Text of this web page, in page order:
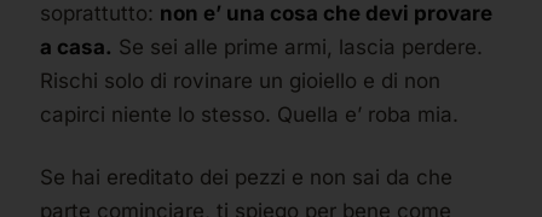
soprattutto: non e’ una cosa che devi provare
a casa. Se sei alle prime armi, lascia perdere.
Rischi solo di rovinare un gioiello e di non
capirci niente lo stesso. Quella e’ roba mia.
Se hai ereditato dei pezzi e non sai da che
parte cominciare, ti spiego per bene come